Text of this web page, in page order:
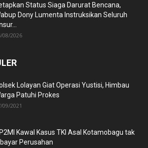
Status Siaga Darurat Bencana,
Dony Lumenta Instruksikan Seluruh
08/2026
Lolayan Giat Operasi Yustisi, Himbau
Patuhi Prokes
09/2021
Kawal Kasus TKI Asal Kotamobagu tak
Perusahan